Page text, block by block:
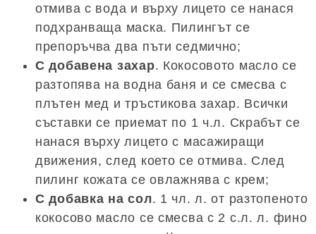
отмива с вода и върху лицето се нанася
подхранваща маска. Пилингът се
препоръчва два пъти седмично;
С добавена захар. Кокосовото масло се
разтопява на водна баня и се смесва с
плътен мед и тръстикова захар. Всички
съставки се приемат по 1 ч.л. Скрабът се
нанася върху лицето с масажиращи
движения, след което се отмива. След
пилинг кожата се овлажнява с крем;
С добавка на сол. 1 чл. л. от разтопеното
кокосово масло се смесва с 2 с.л. л. фино